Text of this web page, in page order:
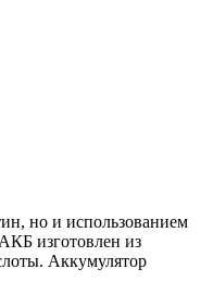
но и использованием
изготовлен из
Аккумулятор